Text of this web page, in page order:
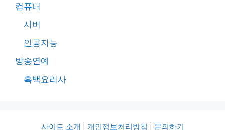
컴퓨터
서버
인공지능
방송연예
흑백요리사
사이트 소개 개인정보처리방침 문의하기